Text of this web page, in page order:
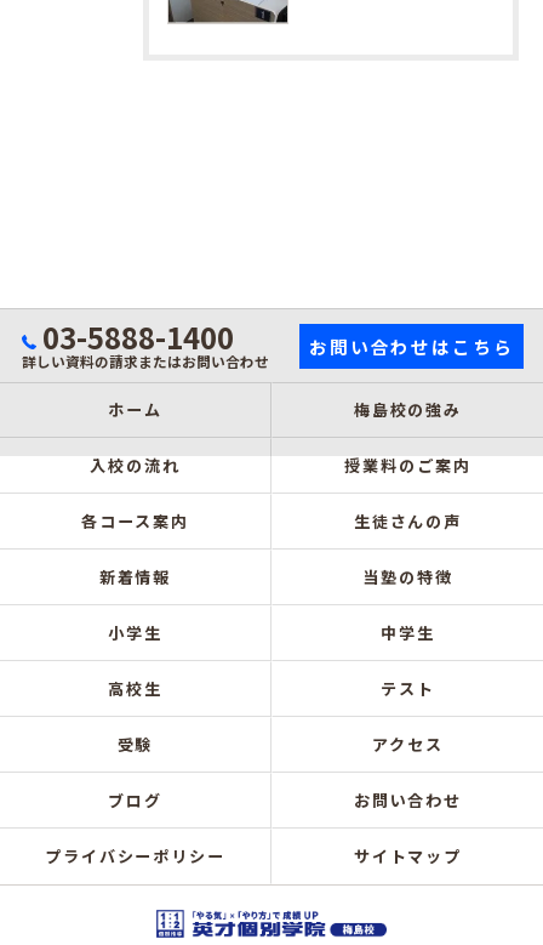
03-5888-1400
詳しい資料の請求またはお問い合わせ
お問い合わせはこちら
ホーム 梅島校の強み
入校の流れ 授業料のご案内
各コース案内 生徒さんの声
新着情報 当塾の特徴
小学生 中学生
高校生 テスト
受験 アクセス
ブログ お問い合わせ
プライバシーポリシー サイトマップ